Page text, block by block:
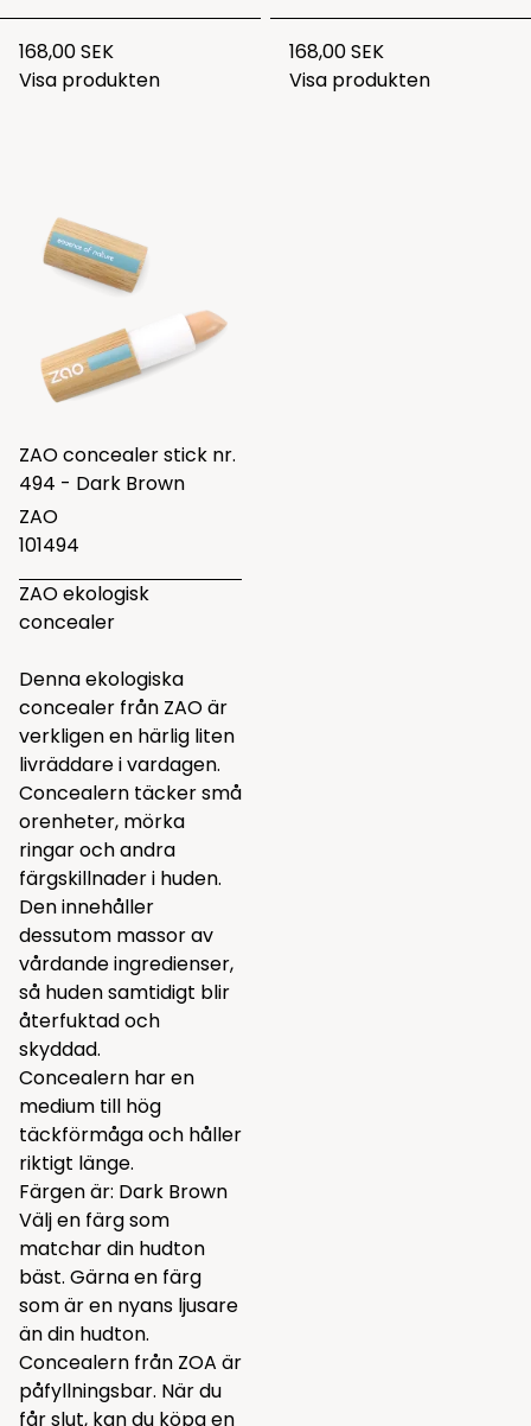
168,00 SEK
Visa produkten
168,00 SEK
Visa produkten
ZAO concealer stick nr.
494 - Dark Brown
ZAO
101494
ZAO ekologisk
concealer
Denna ekologiska
concealer från ZAO är
verkligen en härlig liten
livräddare i vardagen.
Concealern täcker små
orenheter, mörka
ringar och andra
färgskillnader i huden.
Den innehåller
dessutom massor av
vårdande ingredienser,
så huden samtidigt blir
återfuktad och
skyddad.
Concealern har en
medium till hög
täckförmåga och håller
riktigt länge.
Färgen är: Dark Brown
Välj en färg som
matchar din hudton
bäst. Gärna en färg
som är en nyans ljusare
än din hudton.
Concealern från ZOA är
påfyllningsbar. När du
får slut, kan du köpa en